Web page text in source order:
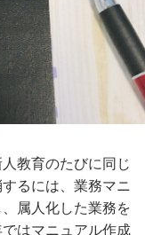
教育のたびに同じ
るには、業務マニ
属人化した業務を
はマニュアル作成